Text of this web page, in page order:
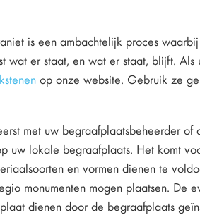
is een ambachtelijk proces
er staat, en wat er staat, blijft.
op onze website. Gebruik ze
met uw begraafplaatsbeheerder of
uw lokale begraafplaats. Het komt
en vormen dienen te
monumenten mogen plaatsen. De
dienen door de begraafplaats